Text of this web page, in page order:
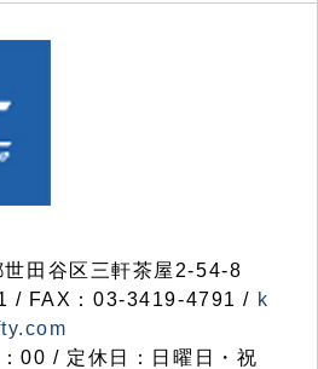
田谷区三軒茶屋2-54-8
/ FAX：03-3419-4791 / k
00 / 定休日：日曜日・祝